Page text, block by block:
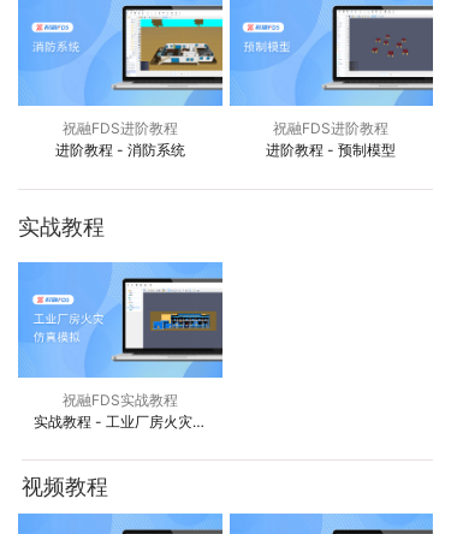
祝融FDS进阶教程
进阶教程 - 消防系统
祝融FDS进阶教程
进阶教程 - 预制模型
祝融FDS实战教程
实战教程 - 工业厂房火灾仿
实战教程
视频教程